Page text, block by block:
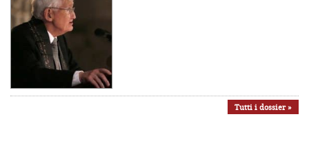
Tutti i dossier »